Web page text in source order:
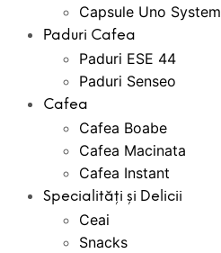
Capsule Uno System
Paduri Cafea
Paduri ESE 44
Paduri Senseo
Cafea
Cafea Boabe
Cafea Macinata
Cafea Instant
Specialități și Delicii
Ceai
Snacks